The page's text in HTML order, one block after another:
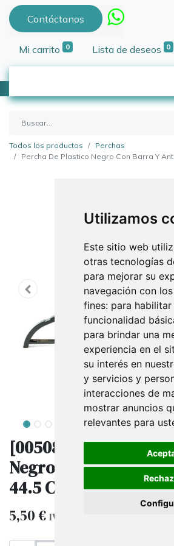
Utilizamos
Este sitio web
otras tecnologías
para mejorar su
navegación con
fines: para habilitar
funcionalidad
para brindar una
experiencia en el
su interés en
y servicios y
interacciones de
mostrar anuncios
relevantes para
Contáctanos
Mi carrito 0 Lista de deseos 0
Todos los productos
Perchas
Percha De Plastico Negro Con Barra Y
[005089] Percha De
Negro Con Barra Y
44.5 Cm
5,50€ IVA excluido